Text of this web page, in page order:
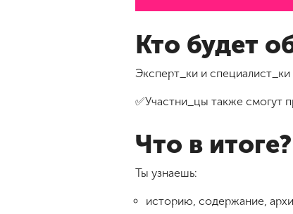
Кто будет
Эксперт_ки и
✅Участни_цы также смогут
Что в итоге?
Ты узнаешь:
историю, содержание,